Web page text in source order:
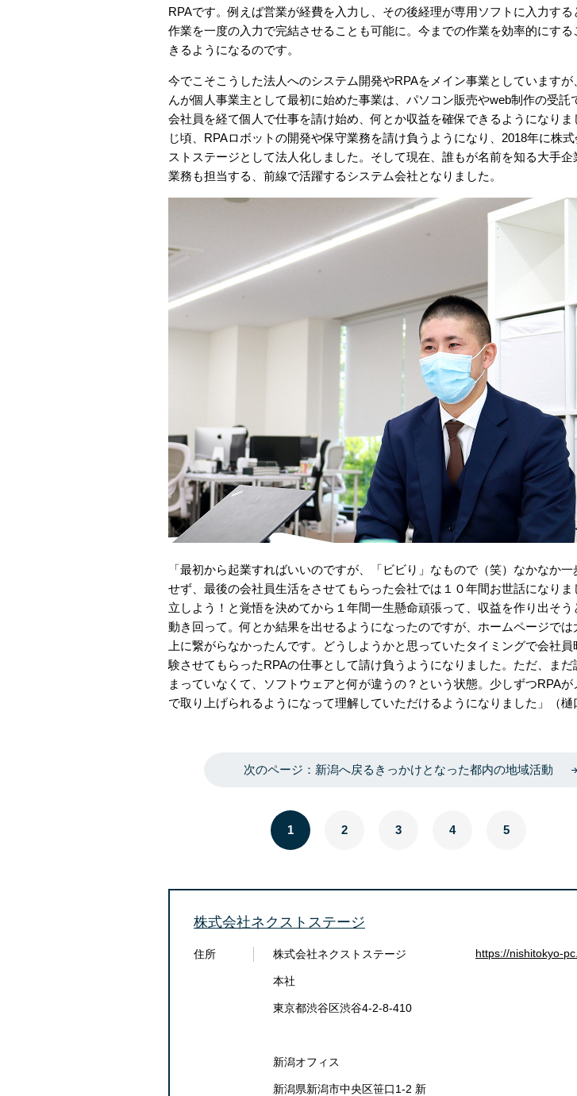
RPAです。例えば営業が経費を入力し、その後経理が専用ソフトに入力する
作業を一度の入力で完結させることも可能に。今までの作業を効率的にする
きるようになるのです。
今でこそこうした法人へのシステム開発やRPAをメイン事業としていますが
んが個人事業主として最初に始めた事業は、パソコン販売やweb制作の受託
会社員を経て個人で仕事を請け始め、何とか収益を確保できるようになりま
じ頃、RPAロボットの開発や保守業務を請け負うようになり、2018年に株式
ストステージとして法人化しました。そして現在、誰もが名前を知る大手企
業務も担当する、前線で活躍するシステム会社となりました。
「最初から起業すればいいのですが、「ビビり」なもので（笑）なかなか一
せず、最後の会社員生活をさせてもらった会社では１０年間お世話になりま
立しよう！と覚悟を決めてから１年間一生懸命頑張って、収益を作り出そう
動き回って。何とか結果を出せるようになったのですが、ホームページでは
上に繋がらなかったんです。どうしようかと思っていたタイミングで会社員
験させてもらったRPAの仕事として請け負うようになりました。ただ、まだ
まっていなくて、ソフトウェアと何が違うの？という状態。少しずつRPAが
で取り上げられるようになって理解していただけるようになりました」（樋
次のページ：新潟へ戻るきっかけとなった都内の地域活動
1 2 3 4 5
株式会社ネクストステージ
住所 株式会社ネクストステージ
本社
東京都渋谷区渋谷4-2-8-410
新潟オフィス
新潟県新潟市中央区笹口1-2 新
https://nishitokyo-